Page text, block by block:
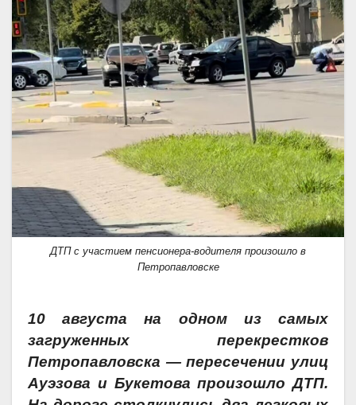
ДТП с участием пенсионера-водителя произошло в
Петропавловске
10 августа на одном из самых
загруженных перекрестков
Петропавловска — пересечении улиц
Ауэзова и Букетова произошло ДТП.